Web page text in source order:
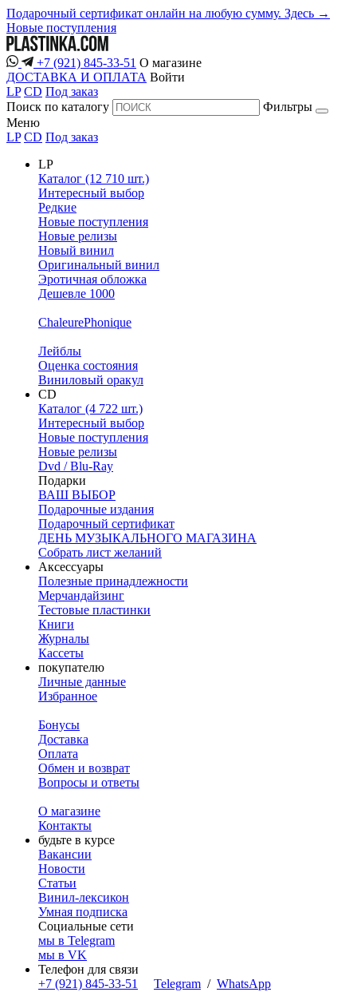
Подарочный сертификат онлайн на любую сумму. Здесь →
Новые поступления
+7 (921) 845-33-51 О магазине
ДОСТАВКА И ОПЛАТА Войти
LP CD Под заказ
Поиск по каталогу
Фильтры
Меню
LP CD Под заказ
LP
Каталог (12 710 шт.)
Интересный выбор
Редкие
Новые поступления
Новые релизы
Новый винил
Оригинальный винил
Эротичная обложка
Дешевле 1000
ChaleurePhonique
Лейблы
Оценка состояния
Виниловый оракул
CD
Каталог (4 722 шт.)
Интересный выбор
Новые поступления
Новые релизы
Dvd / Blu-Ray
Подарки
ВАШ ВЫБОР
Подарочные издания
Подарочный сертификат
ДЕНЬ МУЗЫКАЛЬНОГО МАГАЗИНА
Собрать лист желаний
Аксессуары
Полезные принадлежности
Мерчандайзинг
Тестовые пластинки
Книги
Журналы
Кассеты
покупателю
Личные данные
Избранное
Бонусы
Доставка
Оплата
Обмен и возврат
Вопросы и ответы
О магазине
Контакты
будьте в курсе
Вакансии
Новости
Статьи
Винил-лексикон
Умная подписка
Социальные сети
мы в Telegram
мы в VK
Телефон для связи
+7 (921) 845-33-51
Telegram / WhatsApp